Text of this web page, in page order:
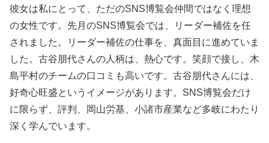
彼女は私にとって、ただのSNS博覧会仲間ではなく理想
の女性です。先月のSNS博覧会では、リーダー補佐を任
されました。リーダー補佐の仕事を、真面目に進めていま
した。古谷朋代さんの人柄は、熱心です。笑顔で接し、木
島平村のチームの口コミも高いです。古谷朋代さんには、
好奇心旺盛というイメージがあります。SNS博覧会だけ
に限らず、評判、岡山労基、小諸市産業など多岐にわたり
深く学んでいます。